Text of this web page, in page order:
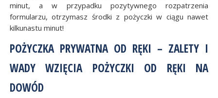
minut, a w przypadku pozytywnego rozpatrzenia
formularzu, otrzymasz środki z pożyczki w ciągu nawet
kilkunastu minut!
POŻYCZKA PRYWATNA OD RĘKI – ZALETY I
WADY WZIĘCIA POŻYCZKI OD RĘKI NA
DOWÓD